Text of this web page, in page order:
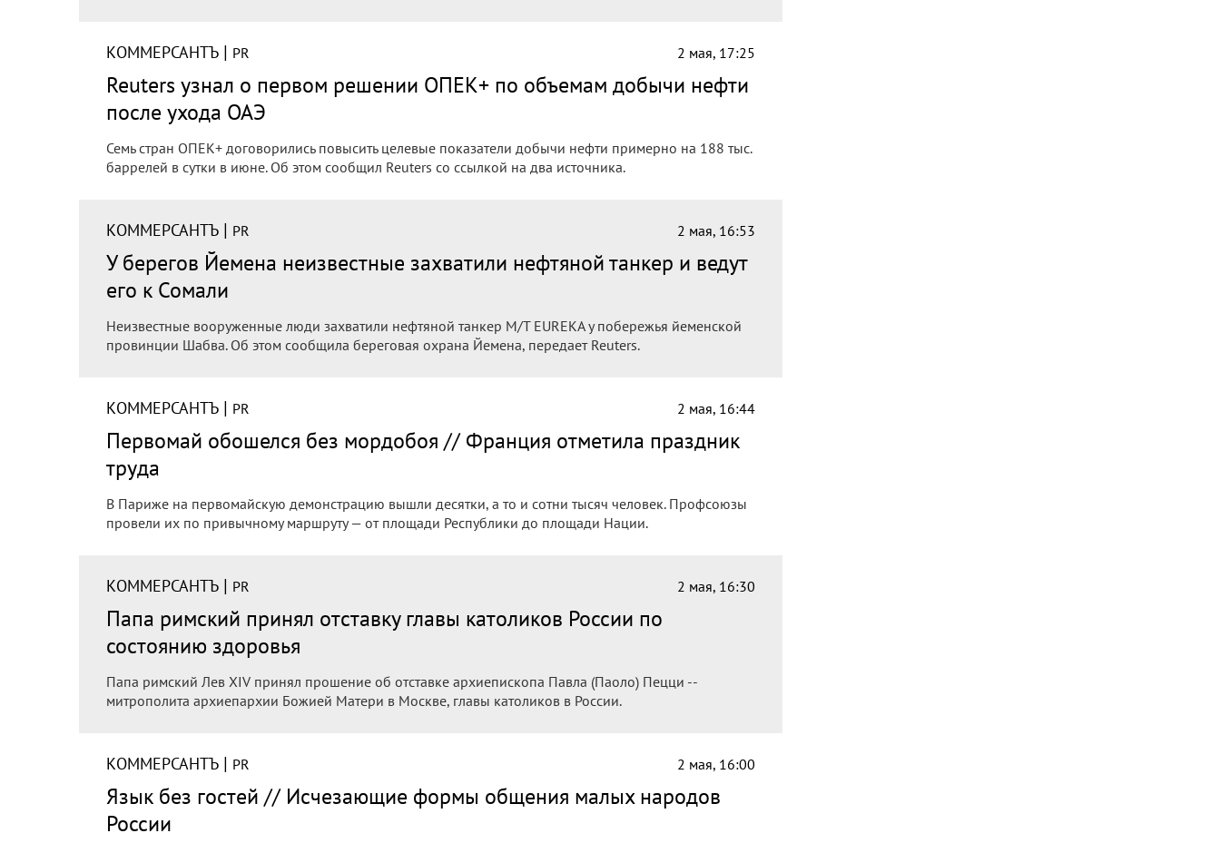
КОММЕРСАНТЪ | PR 2 мая, 17:25
Reuters узнал о первом решении ОПЕК+ по объемам добычи нефти
после ухода ОАЭ
Семь стран ОПЕК+ договорились повысить целевые показатели добычи нефти примерно на 188 тыс.
баррелей в сутки в июне. Об этом сообщил Reuters со ссылкой на два источника.
КОММЕРСАНТЪ | PR 2 мая, 16:53
У берегов Йемена неизвестные захватили нефтяной танкер и ведут
его к Сомали
Неизвестные вооруженные люди захватили нефтяной танкер M/T EUREKA у побережья йеменской
провинции Шабва. Об этом сообщила береговая охрана Йемена, передает Reuters.
КОММЕРСАНТЪ | PR 2 мая, 16:44
Первомай обошелся без мордобоя // Франция отметила праздник
труда
В Париже на первомайскую демонстрацию вышли десятки, а то и сотни тысяч человек. Профсоюзы
провели их по привычному маршруту — от площади Республики до площади Нации.
КОММЕРСАНТЪ | PR 2 мая, 16:30
Папа римский принял отставку главы католиков России по
состоянию здоровья
Папа римский Лев XIV принял прошение об отставке архиепископа Павла (Паоло) Пецци --
митрополита архиепархии Божией Матери в Москве, главы католиков в России.
КОММЕРСАНТЪ | PR 2 мая, 16:00
Язык без гостей // Исчезающие формы общения малых народов
России